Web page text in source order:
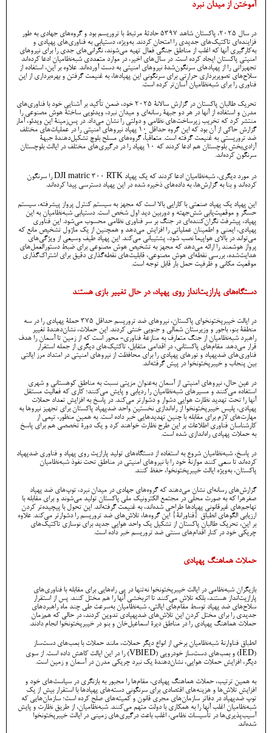
آموختن از میدان نبرد
در سال 2025، پاکستان شاهد ۵۳۹۷ حادثۀ مرتبط با تروریسم بود و گروه‌های جهادی به طور
فزاینده‌ای تاکتیک‌های جدیدی را امتحان کردند. به‌ویژه، دستیابی به فناوری‌های پهپادی و
به‌کارگیری آنها که اغلب از مناطق جنگی فعال تهیه می‌شوند، نگرانی‌های جدی را برای نیروهای
امنیتی پاکستان ایجاد کرده است. در سال‌های اخیر، در موارد متعددی شبه‌نظامیان ادعا کرده‌اند
تجهیزاتی را از پهپادهای سرنگون‌شدۀ نیروهای امنیتی به دست آورده‌اند. علاوه بر این، استفاده از
سلاح‌های تصویربرداری حرارتی برای سرنگونی این پهپادها، به غنیمت گرفتن و بهره‌برداری از این
فناوری را برای شبه‌نظامیان آسان‌تر کرده است.
تحریک طالبان پاکستان در گزارش سالانۀ ۲۰۲۵ خود، ضمن تأکید بر آشنایی خود با فناوری‌های
مدرن و استفاده از آنها در هر دو جبهۀ رسانه‌ای و میدان نبرد، ویدئویی ساختۀ هوش مصنوعی را
منتشر کرد که تخریب زیرساخت‌های نظامی و دولتی را نشان می‌داد. در پس‌زمینۀ این ویدئو، آمار
گزارش حاکی از آن بود که این گروه حداقل ۱۰ پهپاد نیروهای امنیتی را در عملیات‌های مختلف
ضد تروریستی به غنیمت گرفته است. متعاقباً، گروه‌های مسلح بلوچ تشکیل‌دهندۀ جبهۀ
آزادی‌بخش بلوچستان هم ادعا کردند که ۱۰ پهپاد را در درگیری‌های مختلف در ایالت بلوچستان
سرنگون کرده‌اند.
در مورد دیگری، شبه‌نظامیان ادعا کردند که یک پهپاد DJI matric 300 RTK را سرنگون
کرده‌اند و بنا به گزارش‌ها، به داده‌های ذخیره شده در این پهپاد دسترسی پیدا کرده‌اند.
این پهپاد یک پهپاد صنعتی با کارایی بالا است که مجهز به سیستم کنترل پرواز پیشرفته، سیستم
حسگر و موقعیت‌یابی شش‌جهته و دوربین دید اول شخص است. دستیابی شبه‌نظامیان به این
پهپاد، پیشرفت نگران‌کننده‌ای در جنگ بر سر فناوری نظامی محسوب می‌شود. این فناوری
پهپادی، ایمنی و اطمینان عملیاتی را افزایش می‌دهد و همچنین از یک ماژول تشخیص مانع که
می‌تواند در بالای هواپیما نصب شود، پشتیبانی می‌کند. این پهپاد طیف وسیعی از ویژگی‌های
پرواز هوشمند را ارائه می‌دهد که مجهز به تشخیص هوش مصنوعی برای ضبط دستورالعمل‌های
هدایت‌شده، بررسی نقطه‌ای هوش مصنوعی، قابلیت‌های نقطه‌گذاری دقیق برای اشتراک‌گذاری
موقعیت مکانی و ظرفیت حمل بار قابل توجه است.
دستگاه‌های پارازیت‌انداز روی پهپاد، در حال تغییر بازی هستند
در ایالت خیبرپختونخوای پاکستان، نیروهای ضد تروریسم حداقل ۳۷۵ حملۀ پهپادی را در سه
منطقۀ بنو، باجور و وزیرستان شمالی و جنوبی خنثی کردند. این حملات، نشان‌دهندۀ تغییر
راهبرد شبه‌نظامیان از جنگ متعارف به منازعۀ فناوری- محور است که از زمین تا آسمان را هدف
قرار می‌دهد. مقام‌های پاکستانی، در اقدامی متقابل، تاکتیک‌های دیگری از جمله استقرار
فناوری‌های ضدپهپاد و تورهای پهپادی را برای محافظت از نیروهای امنیتی در امتداد مرز ایالتی
بین پنجاب و خیبرپختونخوا در پیش گرفته‌اند.
در عین حال، نیروهای امنیتی از آسمان به‌عنوان مزیتی نسبت به مناطق کوهستانی و شهری
استفاده می‌کنند و مسیرهای شبه‌نظامیان را ردیابی و پایش می‌کنند؛ کاری که فعالیت مستقل
آنها را تحت تهدید نظارت هوایی دشوار و دشوارتر می‌کند. در پاسخ به افزایش تعداد حملات
پهپادی، پلیس خیبرپختونخوا از راه‌اندازی نخستین واحد ضدپهپاد پاکستان برای تجهیز نیرو‌ها به
مهارت‌های لازم برای مقابله با چنین تهدیدهایی خبر داده است. به همین منظور، تیمی از
کارشناسان فناوری اطلاعات بر این طرح نظارت خواهند کرد و یک دورۀ تخصصی هم برای پاسخ
به حملات پهپادی راه‌اندازی شده است.
در پاسخ، شبه‌نظامیان شروع به استفاده از دستگاه‌های تولید پارازیت روی پهپاد و فناوری ضدپهپاد
کرده‌اند تا سعی کنند موازنۀ خود را با نیروهای امنیتی در مناطق تحت نفوذ شبه‌نظامیان
پاکستان، به‌ویژه ایالت خیبرپختونخوا، حفظ کنند.
گزارش‌های رسانه‌ای نشان می‌دهند که گروه‌های جهادی در میدان نبرد، توپ‌های ضد پهپاد
صفرهرا که به صورت محلی در مجتمع الکترونیک ملی پاکستان تولید می‌شوند و برای مقابله با
تهاجم‌های غیرقانونی پهپادها طراحی شده‌اند، به غنیمت گرفته‌اند. این تحول با پیچیده‌تر کردن
ارزیابی الگوهای انطباق {فناورانۀ} این گروه‌ها، تلاش‌های ضد تروریسم را دشوارتر می‌کند. علاوه
بر این، تحریک طالبان پاکستان از تشکیل یک واحد هوایی جدید برای نوسازی تاکتیک‌های
چریکی خود در کنار اقدام‌های سنتی ضد تروریسم خبر داده است.
حملات هماهنگ پهپادی
بازیگران شبه‌نظامی در ایالت خیبرپختونخوا نه‌تنها در پی راه‌هایی برای مقابله با فناوری‌های
پارازیت‌انداز هستند، بلکه تلاش می‌کنند تا اثربخشی آنها را هم مختل کنند. پس از استقرار
سلاح‌های ضد پهپاد توسط مقام‌های ایالتی، شبه‌نظامیان به‌سرعت طی چند ماه راهبرد‌های
جدیدی را برای مختل کردن این تلاش‌های ضدپهپادی تدوین کردند، در حالی که هم‌زمان
حملات هماهنگ پهپادی را در مناطق دیرۀ اسماعیل‌خان و بنو در خیبرپختونخوا انجام دادند.
انطباق فناوارنۀ شبه‌نظامیان برخی از انواع دیگر حملات، مانند حملات با بمب‌های دست‌ساز
(IED) و بمب‌های دست‌ساز خودرویی (VBIED) را در این ایالت کاهش داده است. از سوی
دیگر، افزایش حملات هوایی، نشان‌دهندۀ یک نبرد چریکی مدرن در آسمان و زمین است.
به همین ترتیب، حملات هماهنگ پهپادی، مقام‌ها را مجبور به بازنگری در سیاست‌های خود و
افزایش تلاش‌ها و هزینه‌های اقتصادی برای سرنگونی دسته‌های پهپادها با استقرار بیش از یک
توپ ضدپهپاد در دفاتر سازمان‌های مجری قانون و کمیته‌های صلح کرده است؛ سازمان‌هایی که
شبه‌نظامیان اغلب آنها را به همکاری با دولت متهم می‌کنند. شبه‌نظامیان، از طریق نظارت و پایش
آسیب‌پذیری‌ها در تأسیسات نظامی، اغلب باعث درگیری‌های زمینی در ایالت خیبرپختونخوا
شده‌اند.